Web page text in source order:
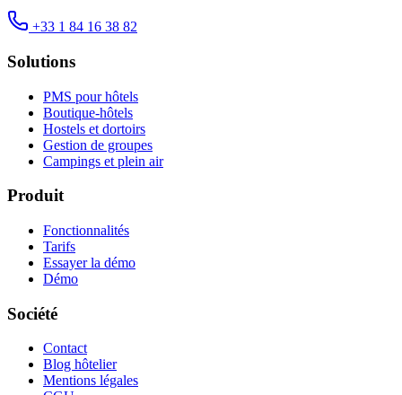
+33 1 84 16 38 82
Solutions
PMS pour hôtels
Boutique-hôtels
Hostels et dortoirs
Gestion de groupes
Campings et plein air
Produit
Fonctionnalités
Tarifs
Essayer la démo
Démo
Société
Contact
Blog hôtelier
Mentions légales